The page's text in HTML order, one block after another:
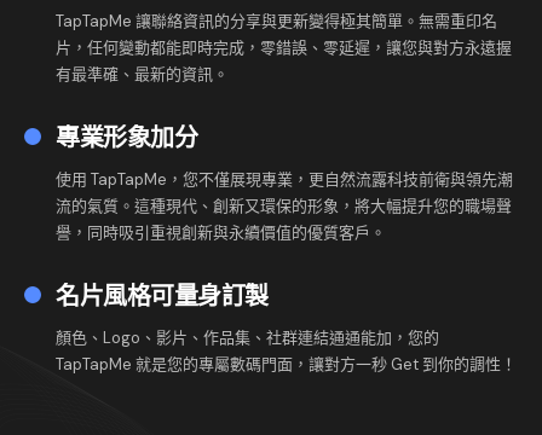
TapTapMe 讓聯絡資訊的分享與更新變得極其簡單。無需重印名
片，任何變動都能即時完成，零錯誤、零延遲，讓您與對方永遠握
有最準確、最新的資訊。
專業形象加分
使用 TapTapMe，您不僅展現專業，更自然流露科技前衛與領先潮
流的氣質。這種現代、創新又環保的形象，將大幅提升您的職場聲
譽，同時吸引重視創新與永續價值的優質客戶。
名片風格可量身訂製
顏色、Logo、影片、作品集、社群連結通通能加，您的
TapTapMe 就是您的專屬數碼門面，讓對方一秒 Get 到你的調性！